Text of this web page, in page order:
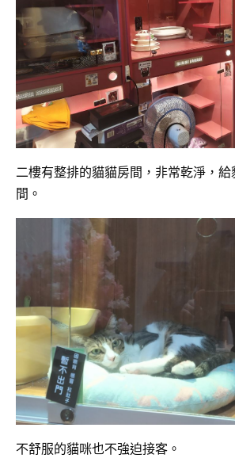
二樓有整排的貓貓房間，非常乾淨，
間。
不舒服的貓咪也不強迫接客。